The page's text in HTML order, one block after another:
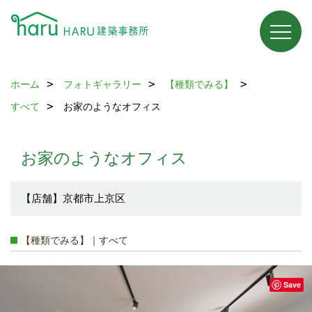
ホーム フォトギャラリー
【種類でみる】
すべて
お家のようなオフィス
お家のようなオフィス
【店舗】京都市上京区
【種類でみる】｜すべて
Save